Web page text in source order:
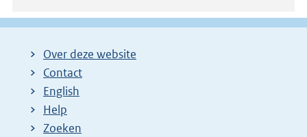
Over deze website
Contact
English
Help
Zoeken